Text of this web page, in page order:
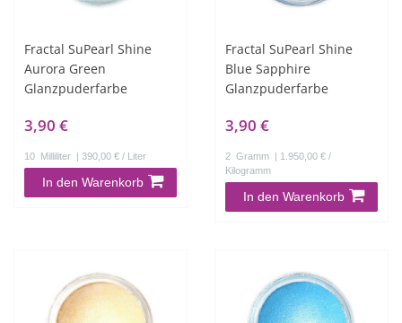
Fractal SuPearl Shine
Aurora Green
Glanzpuderfarbe
3,90 €
10 Milliliter | 390,00 € / Liter
In den Warenkorb
Fractal SuPearl Shine
Blue Sapphire
Glanzpuderfarbe
3,90 €
2 Gramm | 1.950,00 € /
Kilogramm
In den Warenkorb